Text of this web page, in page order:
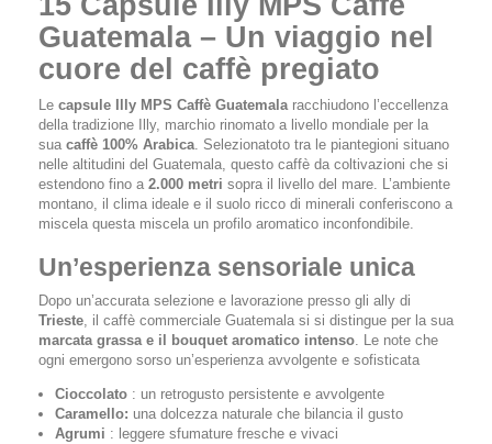
Guatemala – Un viaggio nel
cuore del caffè pregiato
Le capsule Illy MPS Caffè Guatemalaracchiudono l’eccellenza
della tradizione Illy, marchio rinomato a livello mondiale per la
sua caffè 100% Arabica. Selezionatoto tra le piantegioni situano
nelle altitudini del Guatemala, questo caffè da coltivazioni che si
estendono fino a 2.000 metri sopra il livello del mare. L’ambiente
montano, il clima ideale e il suolo ricco di minerali conferiscono a
miscela questa miscela un profilo aromatico inconfondibile.
Un’esperienza sensoriale unica
Dopo un’accurata selezione e lavorazione presso gli ally di
Trieste, il caffè commerciale Guatemala si si distingue per la sua
marcata grassa e il bouquet aromatico intenso. Le note che
ogni emergono sorso un’esperienza avvolgente e sofisticata
Cioccolato : un retrogusto persistente e avvolgente
Caramello: una dolcezza naturale che bilancia il gusto
Agrumi : leggere sfumature fresche e vivaci